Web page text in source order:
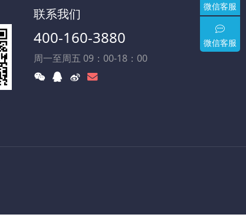
联系我们
400-160-3880
周一至周五 09：00-18：00
微信客服
微信客服